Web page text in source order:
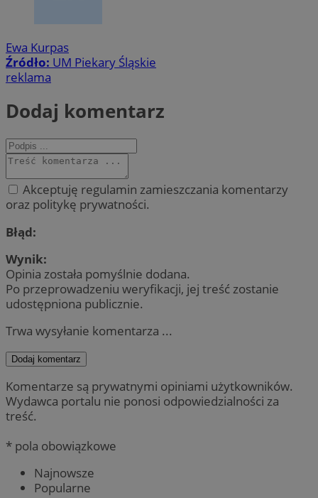
Ewa Kurpas
Źródło: UM Piekary Śląskie
reklama
Dodaj komentarz
Akceptuję regulamin zamieszczania komentarzy
oraz politykę prywatności.
Błąd:
Wynik:
Opinia została pomyślnie dodana.
Po przeprowadzeniu weryfikacji, jej treść zostanie
udostępniona publicznie.
Trwa wysyłanie komentarza ...
Dodaj komentarz
Komentarze są prywatnymi opiniami użytkowników.
Wydawca portalu nie ponosi odpowiedzialności za
treść.
* pola obowiązkowe
Najnowsze
Popularne